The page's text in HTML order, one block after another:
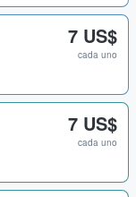
7 US$
cada uno
7 US$
cada uno